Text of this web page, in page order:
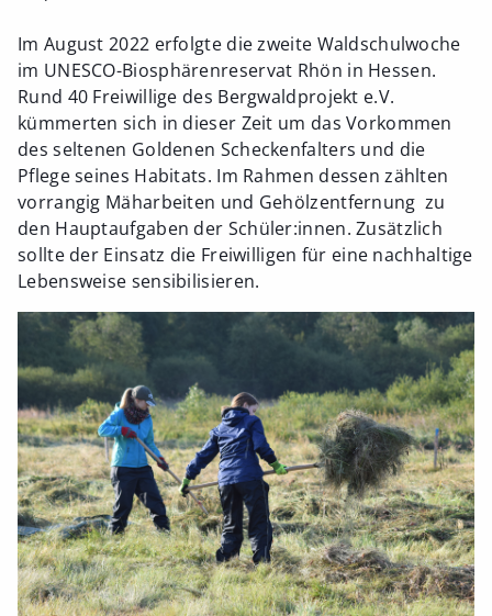
Im August 2022 erfolgte die zweite Waldschulwoche
im UNESCO-Biosphärenreservat Rhön in Hessen.
Rund 40 Freiwillige des Bergwaldprojekt e.V.
kümmerten sich in dieser Zeit um das Vorkommen
des seltenen Goldenen Scheckenfalters und die
Pflege seines Habitats. Im Rahmen dessen zählten
vorrangig Mäharbeiten und Gehölzentfernung zu
den Hauptaufgaben der Schüler:innen. Zusätzlich
sollte der Einsatz die Freiwilligen für eine nachhaltige
Lebensweise sensibilisieren.